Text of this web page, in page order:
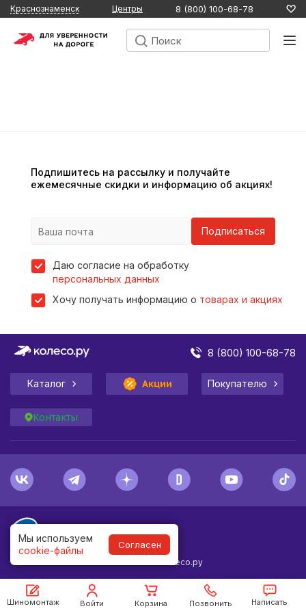
Мы используем
cookie-файлы
Согласен
Краснознаменск Центры 8 (800) 100-68-78
Подпишитесь на рассылку и получайте
ежемесячные скидки и информацию об акциях!
Подписаться
Даю согласие на обработку
персональных данных
Хочу получать информацию о товарах и акциях
Шиномонтаж Войти Корзина Позвонить Написать
8 (800) 100-68-78
Каталог Акции Покупателю
Контакты
© Колесо.ру